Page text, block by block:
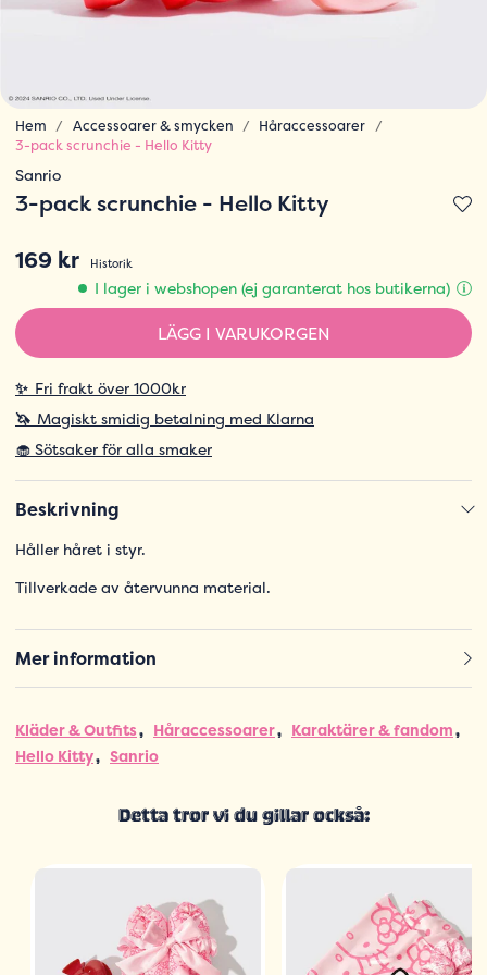
Hem Accessoarer & smycken
Håraccessoarer
3-pack scrunchie - Hello Kitty
Sanrio
3-pack scrunchie - Hello Kitty
169 kr
Historik
I lager i webshopen (ej garanterat hos butikerna)
LÄGG I VARUKORGEN
✨ Fri frakt över 1000kr
🦄 Magiskt smidig betalning med Klarna
🧁 Sötsaker för alla smaker
Beskrivning
Håller håret i styr.
Tillverkade av återvunna material.
Mer information
Kläder & Outfits Håraccessoarer
Karaktärer & fandom
Hello Kitty
Sanrio
Detta tror vi du gillar också: